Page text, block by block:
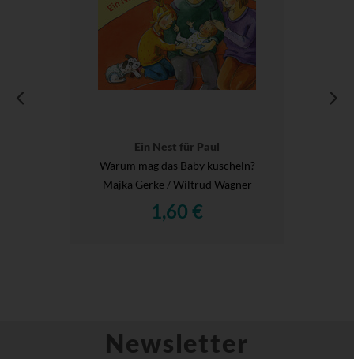
Ein Nest für Paul
Warum mag das Baby kuscheln?
Majka Gerke / Wiltrud Wagner
1,60 €
Newsletter